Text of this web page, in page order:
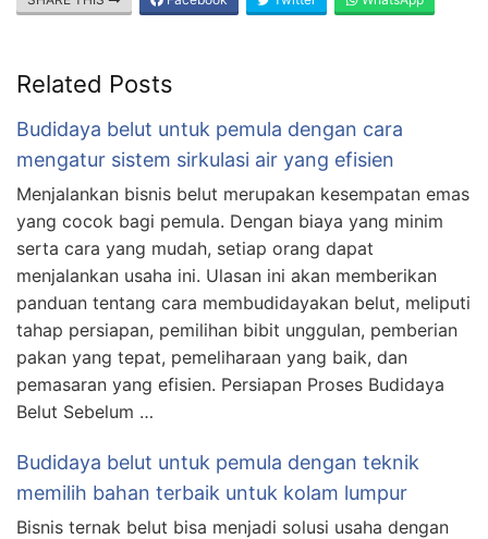
Related Posts
Budidaya belut untuk pemula dengan cara
mengatur sistem sirkulasi air yang efisien
Menjalankan bisnis belut merupakan kesempatan emas
yang cocok bagi pemula. Dengan biaya yang minim
serta cara yang mudah, setiap orang dapat
menjalankan usaha ini. Ulasan ini akan memberikan
panduan tentang cara membudidayakan belut, meliputi
tahap persiapan, pemilihan bibit unggulan, pemberian
pakan yang tepat, pemeliharaan yang baik, dan
pemasaran yang efisien. Persiapan Proses Budidaya
Belut Sebelum …
Budidaya belut untuk pemula dengan teknik
memilih bahan terbaik untuk kolam lumpur
Bisnis ternak belut bisa menjadi solusi usaha dengan